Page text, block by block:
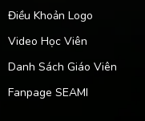
Điều Khoản Logo
Video Học Viên
Danh Sách Giáo Viên
Fanpage SEAMI